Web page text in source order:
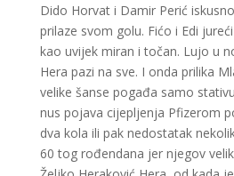
Dido Horvat i Damir Perić
prilaze svom golu. Fićo i Edi
kao uvijek miran i točan. Lujo u
Hera pazi na sve. I onda prilika
velike šanse pogađa samo
nus pojava cijepljenja Pfizerom
dva kola ili pak nedostatak
60 tog rođendana jer njegov